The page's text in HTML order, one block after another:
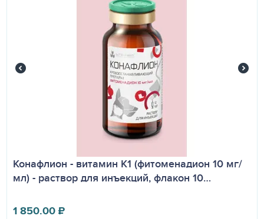
Конафлион - витамин К1 (фитоменадион 10 мг/
мл) - раствор для инъекций, флакон 10…
1 850.00₽